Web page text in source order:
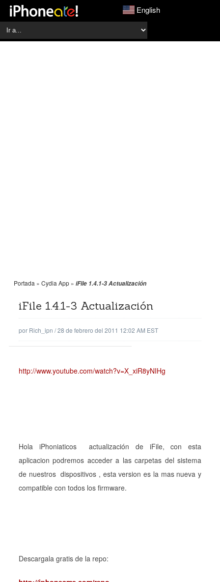
English
Portada » Cydia App » iFile 1.4.1-3 Actualización
iFile 1.4.1-3 Actualización
por Rich_ipn /28 de febrero del 2011 12:02 AM EST
http://www.youtube.com/watch?v=X_xiR8yNIHg
Hola iPhoniaticos actualización de iFile, con esta
aplicacion podremos acceder a las carpetas del sistema
de nuestros dispositivos , esta version es la mas nueva y
compatible con todos los firmware.
Descargala gratis de la repo: